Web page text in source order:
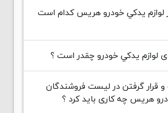
لوازم يدکي خودرو هریس کدام است
لوازم يدکي خودرو چقدر است ؟
و قرار گرفتن در لیست فروشندگان
هریس چه کاری باید کرد ؟